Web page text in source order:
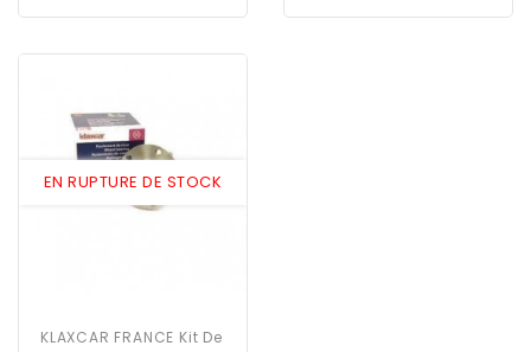
EN RUPTURE DE STOCK
KLAXCAR FRANCE Kit De